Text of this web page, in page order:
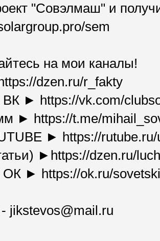
"Совэлмаш" и
sem
на мои каналы!
dzen.ru/r_fakty
ВК ► https://vk.com/
► https://t.me/
► https://
►https://dzen.ru/
ОК ► https://ok.ru/
jikstevos@mail.ru